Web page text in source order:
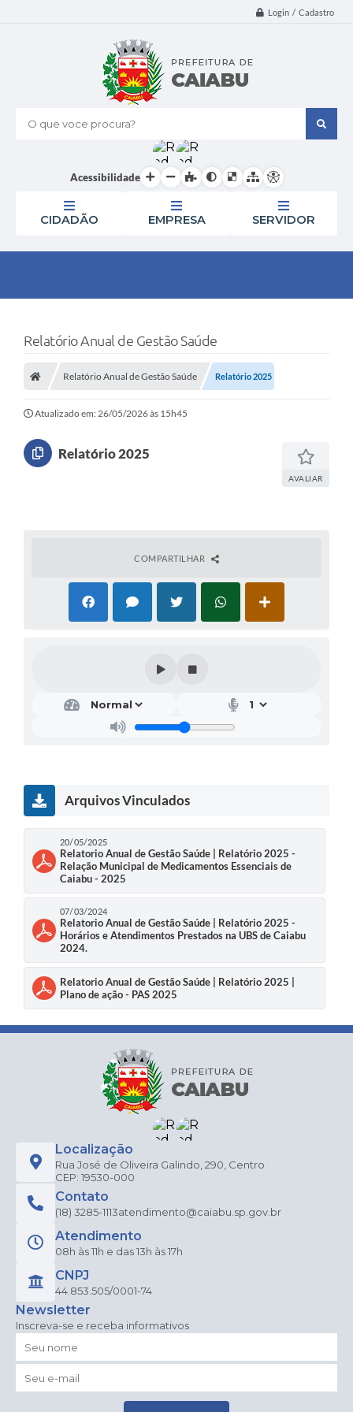
Login / Cadastro
O que voce procura?
Acessibilidade
CIDADÃO EMPRESA SERVIDOR
Relatório Anual de Gestão Saúde
Relatório Anual de Gestão Saúde Relatório 2025
Atualizado em: 26/05/2026 às 15h45
Relatório 2025
AVALIAR
COMPARTILHAR
Arquivos Vinculados
20/05/2025
Relatorio Anual de Gestão Saúde | Relatório 2025 -
Relação Municipal de Medicamentos Essenciais de
Caiabu - 2025
07/03/2024
Relatorio Anual de Gestão Saúde | Relatório 2025 -
Horários e Atendimentos Prestados na UBS de Caiabu
2024.
Relatorio Anual de Gestão Saúde | Relatório 2025 |
Plano de ação - PAS 2025
Localização
Rua José de Oliveira Galindo, 290, Centro
CEP: 19530-000
Contato
(18) 3285-1113atendimento@caiabu.sp.gov.br
Atendimento
08h às 11h e das 13h às 17h
CNPJ
44.853.505/0001-74
Newsletter
Inscreva-se e receba informativos